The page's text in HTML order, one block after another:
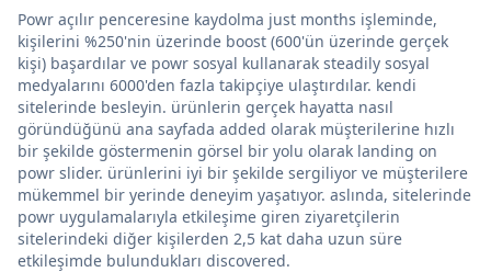
Powr açılır penceresine kaydolma just months işleminde,
kişilerini %250'nin üzerinde boost (600'ün üzerinde gerçek
kişi) başardılar ve powr sosyal kullanarak steadily sosyal
medyalarını 6000'den fazla takipçiye ulaştırdılar. kendi
sitelerinde besleyin. ürünlerin gerçek hayatta nasıl
göründüğünü ana sayfada added olarak müşterilerine hızlı
bir şekilde göstermenin görsel bir yolu olarak landing on
powr slider. ürünlerini iyi bir şekilde sergiliyor ve müşterilere
mükemmel bir yerinde deneyim yaşatıyor. aslında, sitelerinde
powr uygulamalarıyla etkileşime giren ziyaretçilerin
sitelerindeki diğer kişilerden 2,5 kat daha uzun süre
etkileşimde bulundukları discovered.